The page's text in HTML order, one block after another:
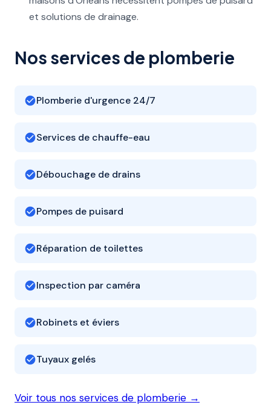
et solutions de drainage.
Nos services de plomberie
Plomberie d'urgence 24/7
Services de chauffe-eau
Débouchage de drains
Pompes de puisard
Réparation de toilettes
Inspection par caméra
Robinets et éviers
Tuyaux gelés
Voir tous nos services de plomberie →